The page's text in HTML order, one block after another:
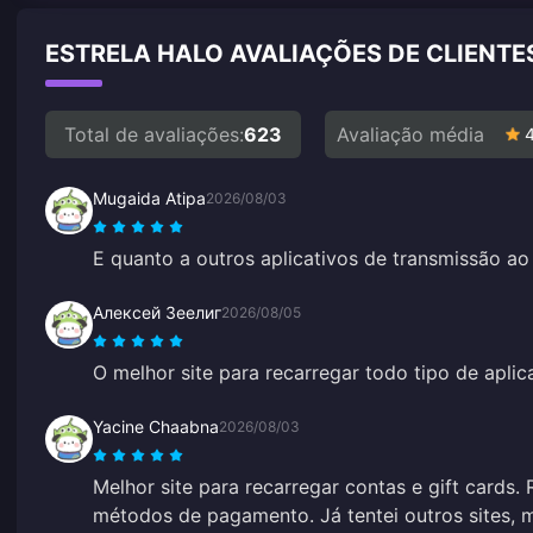
ESTRELA HALO AVALIAÇÕES DE
Total de avaliações:623 Avaliação média
Mugaida Atipa2026/08/03
E quanto a outros aplicativos de transmissão
Алексей Зеелиг2026/08/05
O melhor site para recarregar todo tipo de
Yacine Chaabna2026/08/03
Melhor site para recarregar contas e gift cards.
métodos de pagamento. Já tentei outros sites,